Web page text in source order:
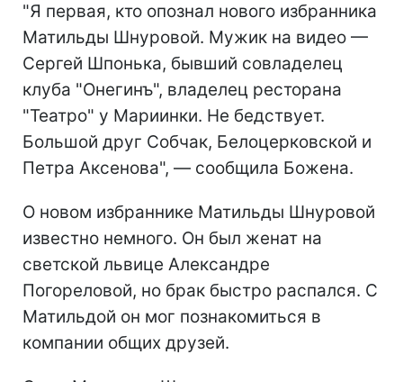
"Я первая, кто опознал нового избранника
Матильды Шнуровой. Мужик на видео —
Сергей Шпонька, бывший совладелец
клуба "Онегинъ", владелец ресторана
"Театро" у Мариинки. Не бедствует.
Большой друг Собчак, Белоцерковской и
Петра Аксенова", — сообщила Божена.
О новом избраннике Матильды Шнуровой
известно немного. Он был женат на
светской львице Александре
Погореловой, но брак быстро распался. С
Матильдой он мог познакомиться в
компании общих друзей.